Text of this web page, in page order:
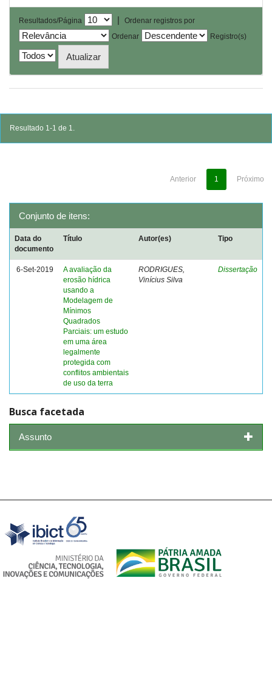
Resultados/Página |
Ordenar registros por
Ordenar
Registro(s)
Resultado 1-1 de 1.
Anterior 1 Próximo
Conjunto de itens:
Data do
documento
Título Autor(es) Tipo
6-Set-2019
A avaliação da
erosão hídrica
usando a
Modelagem de
Mínimos
Quadrados
Parciais: um estudo
em uma área
legalmente
protegida com
conflitos ambientais
de uso da terra
RODRIGUES,
Vinícius Silva
Dissertação
Busca facetada
Assunto